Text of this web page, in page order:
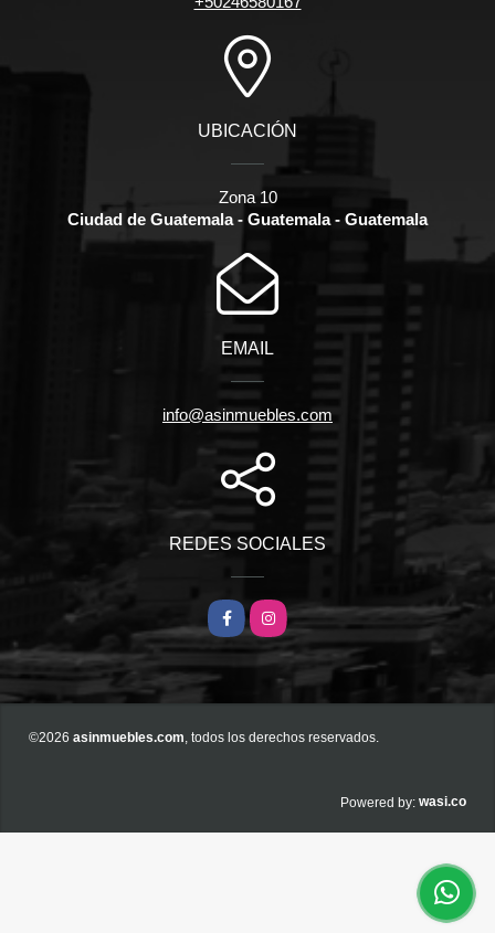
UBICACIÓN
Zona 10
Ciudad de Guatemala - Guatemala - Guatemala
EMAIL
info@asinmuebles.com
REDES SOCIALES
FacebookInstagram
©2026 asinmuebles.com, todos los derechos reservados.
Powered by: wasi.co